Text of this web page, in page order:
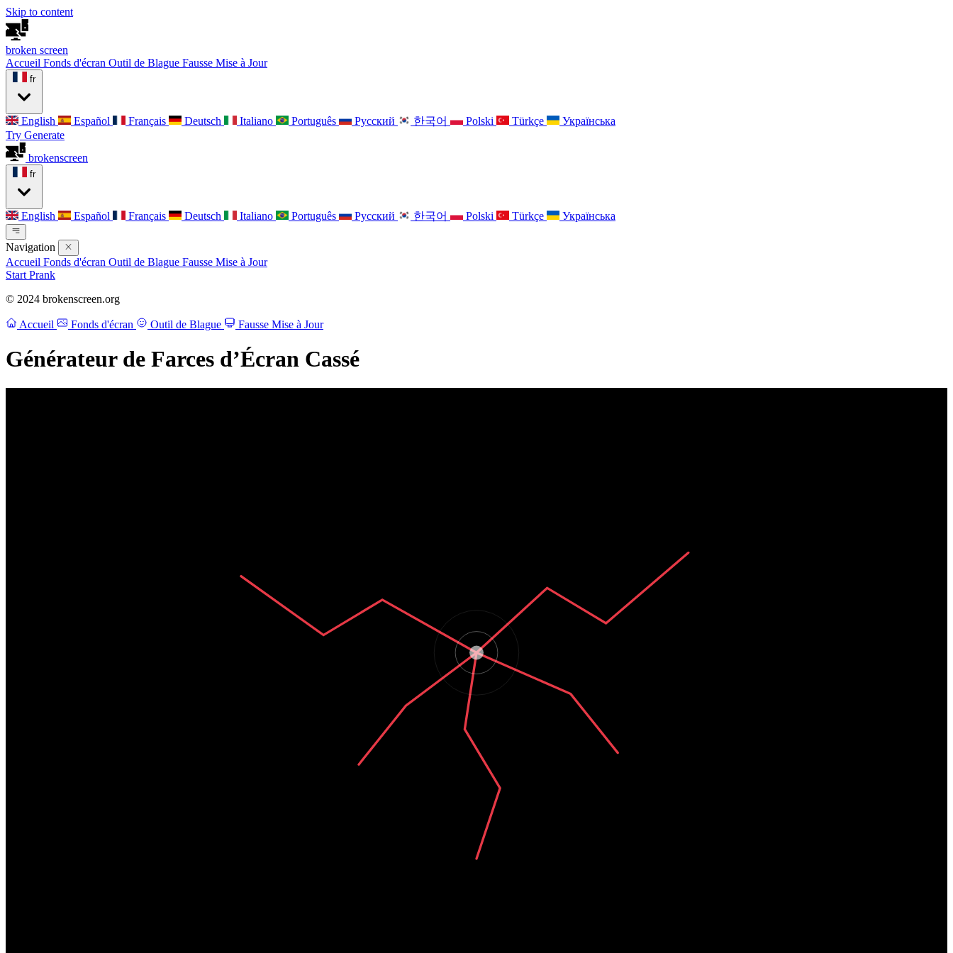
Skip to content
broken screen
Accueil Fonds d'écran Outil de Blague Fausse Mise à Jour
fr
English Español Français Deutsch Italiano Português Русский 한국어 Polski Türkçe
Українська
Try Generate
brokenscreen
fr
English Español Français Deutsch Italiano Português Русский 한국어 Polski Türkçe Українська
Navigation
Accueil Fonds d'écran Outil de Blague Fausse Mise à Jour
Start Prank
© 2024 brokenscreen.org
Accueil Fonds d'écran Outil de Blague Fausse Mise à Jour
Générateur de Farces d’Écran Cassé